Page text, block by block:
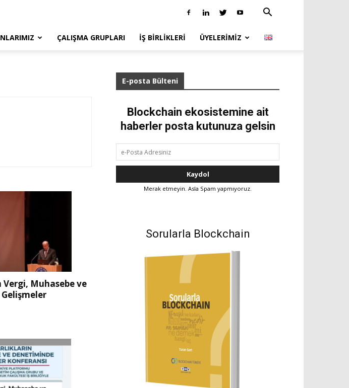
ÇALIŞMA GRUPLARI İŞ BIRLIKLERI ÜYELERIMIZ
Vergi, Muhasebe ve
E-posta Bülteni
Blockchain ekosistemine ait
haberler posta kutunuza gelsin
Merak etmeyin. Asla Spam yapmıyoruz.
Sorularla Blockchain